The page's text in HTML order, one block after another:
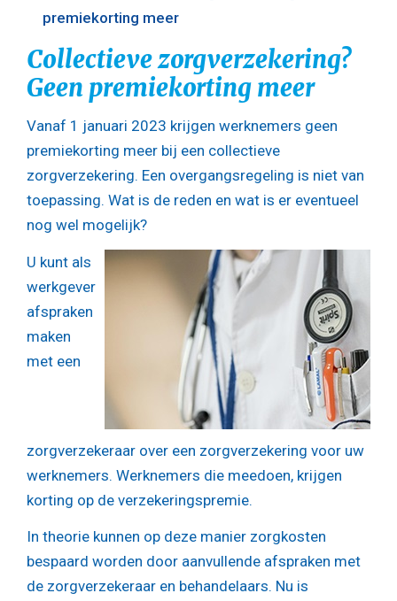
premiekorting meer
Collectieve zorgverzekering?
Geen premiekorting meer
Vanaf 1 januari 2023 krijgen werknemers geen
premiekorting meer bij een collectieve
zorgverzekering. Een overgangsregeling is niet van
toepassing. Wat is de reden en wat is er eventueel
nog wel mogelijk?
U kunt als
werkgever
afspraken
maken
met een
zorgverzekeraar over een zorgverzekering voor uw
werknemers. Werknemers die meedoen, krijgen
korting op de verzekeringspremie.
In theorie kunnen op deze manier zorgkosten
bespaard worden door aanvullende afspraken met
de zorgverzekeraar en behandelaars. Nu is